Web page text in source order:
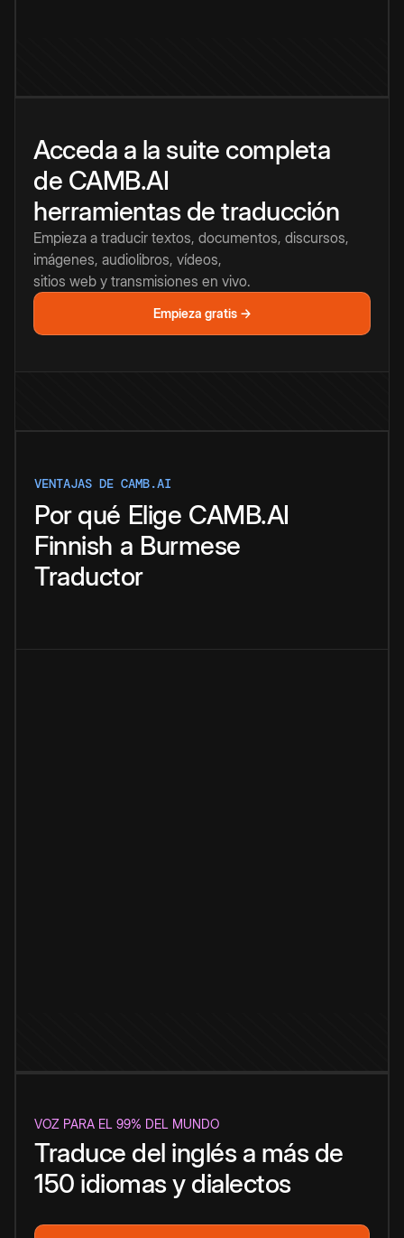
Acceda a la suite completa
de CAMB.AI
herramientas de traducción
Empieza a traducir textos, documentos, discursos,
imágenes, audiolibros, vídeos,
sitios web y transmisiones en vivo.
Empieza gratis →
VENTAJAS DE CAMB.AI
Por qué Elige CAMB.AI
Finnish a Burmese
Traductor
VOZ PARA EL 99% DEL MUNDO
Traduce del inglés a más de
150 idiomas y dialectos